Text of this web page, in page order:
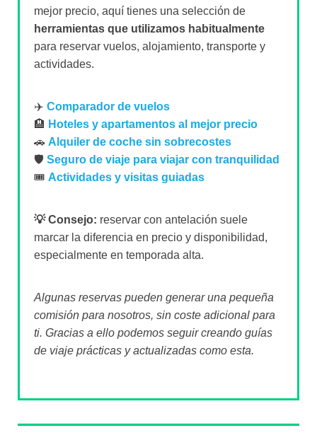
mejor precio, aquí tienes una selección de
herramientas que utilizamos habitualmente
para reservar vuelos, alojamiento, transporte y
actividades.
✈️ Comparador de vuelos
🏨 Hoteles y apartamentos al mejor precio
🚗 Alquiler de coche sin sobrecostes
🛡️ Seguro de viaje para viajar con tranquilidad
🎟️ Actividades y visitas guiadas
💡 Consejo: reservar con antelación suele
marcar la diferencia en precio y disponibilidad,
especialmente en temporada alta.
Algunas reservas pueden generar una pequeña
comisión para nosotros, sin coste adicional para
ti. Gracias a ello podemos seguir creando guías
de viaje prácticas y actualizadas como esta.